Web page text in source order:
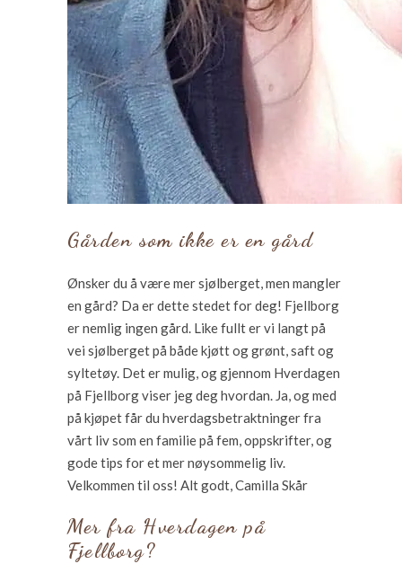
Gården som ikke er en gård
Ønsker du å være mer sjølberget, men mangler
en gård? Da er dette stedet for deg! Fjellborg
er nemlig ingen gård. Like fullt er vi langt på
vei sjølberget på både kjøtt og grønt, saft og
syltetøy. Det er mulig, og gjennom Hverdagen
på Fjellborg viser jeg deg hvordan. Ja, og med
på kjøpet får du hverdagsbetraktninger fra
vårt liv som en familie på fem, oppskrifter, og
gode tips for et mer nøysommelig liv.
Velkommen til oss! Alt godt, Camilla Skår
Mer fra Hverdagen på
Fjellborg?